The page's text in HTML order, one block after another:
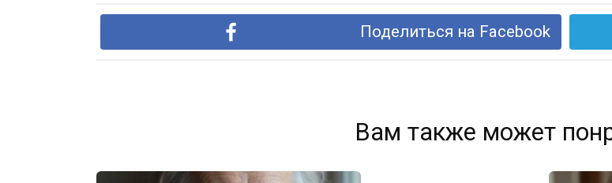
Поделиться на Facebook
Вам также может